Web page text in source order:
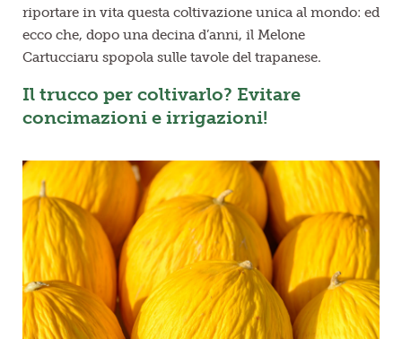
riportare in vita questa coltivazione unica al mondo: ed
ecco che, dopo una decina d’anni, il Melone
Cartucciaru spopola sulle tavole del trapanese.
Il trucco per coltivarlo? Evitare
concimazioni e irrigazioni!